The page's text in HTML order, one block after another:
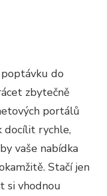
do
zbytečně
portálů
docílit rychle,
vaše nabídka
Stačí jen
si vhodnou